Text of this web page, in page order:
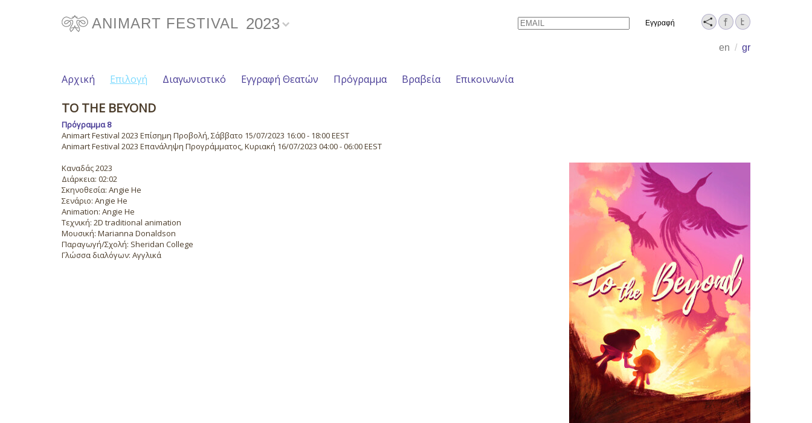
ANIMART FESTIVAL 2023
en / gr
Email Name
Αρχική Επιλογή Διαγωνιστικό Εγγραφή Θεατών Πρόγραμμα Βραβεία Επικοινωνία
TO THE BEYOND
Πρόγραμμα 8
Animart Festival 2023 Επίσημη Προβολή, Σάββατο 15/07/2023 16:00 - 18:00 EEST
Animart Festival 2023 Επανάληψη Προγράμματος, Κυριακή 16/07/2023 04:00 - 06:00 EEST
Καναδάς 2023
Διάρκεια: 02:02
Σκηνοθεσία: Angie He
Σενάριο: Angie He
Animation: Angie He
Τεχνική: 2D traditional animation
Μουσική: Marianna Donaldson
Παραγωγή/Σχολή: Sheridan College
Γλώσσα διαλόγων: Αγγλικά